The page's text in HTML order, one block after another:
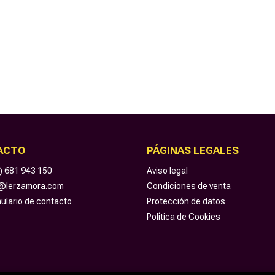
681 943 150
de contacto
PÁGINAS LEGALES
Aviso legal
Condiciones de venta
Protección de datos
Política de Cookies